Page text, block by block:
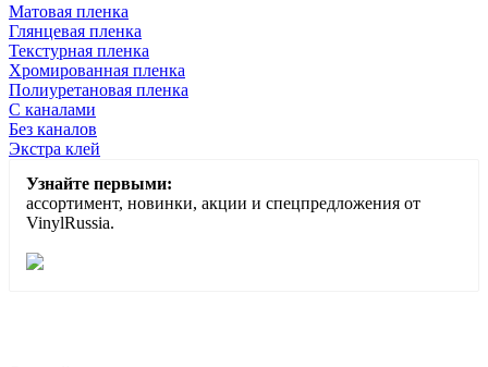
Матовая пленка
Глянцевая пленка
Текстурная пленка
Хромированная пленка
Полиуретановая пленка
С каналами
Без каналов
Экстра клей
Узнайте первыми:
ассортимент, новинки, акции и спецпредложения от
VinylRussia.